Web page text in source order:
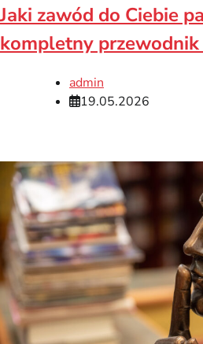
Jaki zawód do Ciebie
kompletny
admin
19.05.2026